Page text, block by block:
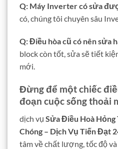
Q: Máy Inverter có sửa
có, chúng tôi chuyên sâu
Q: Điều hòa cũ có nên sửa
block còn tốt, sửa sẽ tiết
mới.
Đừng để một chiếc
đoạn cuộc sống thoải
dịch vụ Sửa Điều Hoà Hỏng
Chóng – Dịch Vụ Tiến Đạt
tâm về chất lượng, tốc độ và